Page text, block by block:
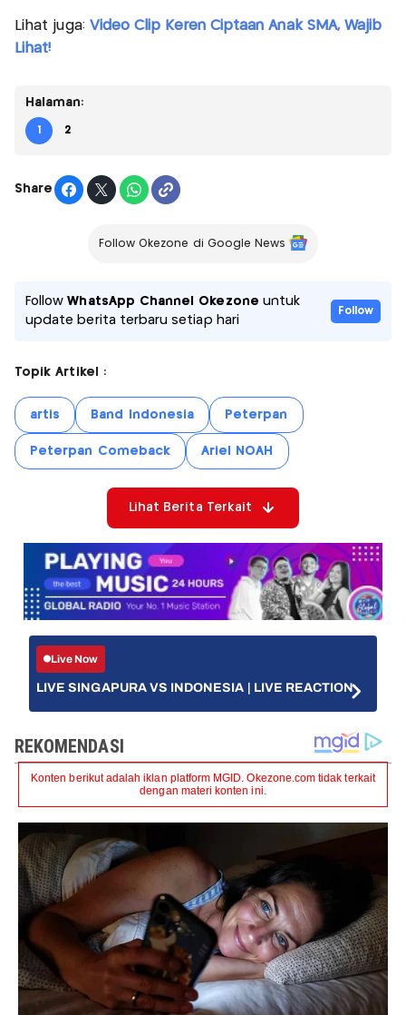
Lihat juga: Video Clip Keren Ciptaan Anak SMA, Wajib
Lihat!
Halaman:
1 2
Share
Follow Okezone di Google News
FollowWhatsApp Channel Okezone untuk
update berita terbaru setiap hari
Follow
Topik Artikel :
artis Band Indonesia Peterpan
Peterpan Comeback Ariel NOAH
Lihat Berita Terkait
Live Now
LIVE SINGAPURA VS INDONESIA | LIVE REACTION